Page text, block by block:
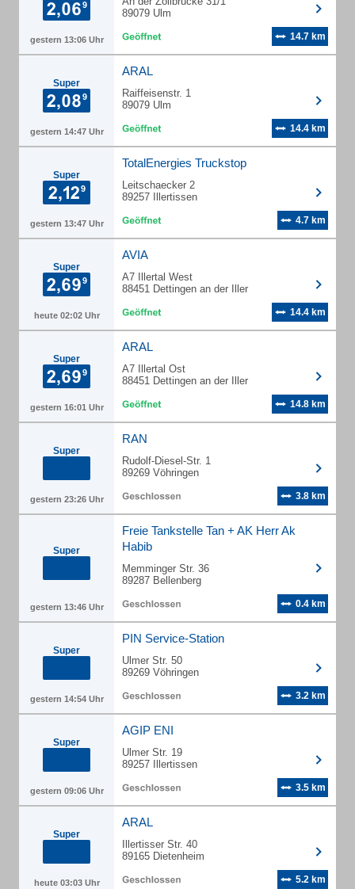
gestern 13:06 Uhr
89079 Ulm
14.7 km
Super
gestern 14:47 Uhr
ARAL
Raiffeisenstr. 1
89079 Ulm
14.4 km
Super
gestern 13:47 Uhr
TotalEnergies Truckstop
Leitschaecker 2
89257 Illertissen
4.7 km
Super
heute 02:02 Uhr
AVIA
A7 Illertal West
88451 Dettingen an der Iller
14.4 km
Super
gestern 16:01 Uhr
ARAL
A7 Illertal Ost
88451 Dettingen an der Iller
14.8 km
Super
gestern 23:26 Uhr
RAN
Rudolf-Diesel-Str. 1
89269 Vöhringen
3.8 km
Super
gestern 13:46 Uhr
Freie Tankstelle Tan + AK Herr Ak
Habib
Memminger Str. 36
89287 Bellenberg
0.4 km
Super
gestern 14:54 Uhr
PIN Service-Station
Ulmer Str. 50
89269 Vöhringen
3.2 km
Super
gestern 09:06 Uhr
AGIP ENI
Ulmer Str. 19
89257 Illertissen
3.5 km
Super
heute 03:03 Uhr
ARAL
Illertisser Str. 40
89165 Dietenheim
5.2 km